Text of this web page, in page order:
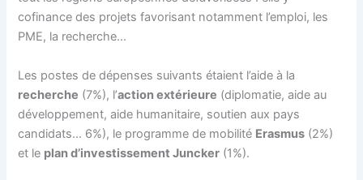
cofinance des projets favorisant notamment l’emploi, les
PME, la recherche…
Les postes de dépenses suivants étaient l’aide à la
recherche (7%), l’action extérieure (diplomatie, aide au
développement, aide humanitaire, soutien aux pays
candidats… 6%), le programme de mobilité Erasmus (2%)
et le plan d’investissement Juncker (1%).